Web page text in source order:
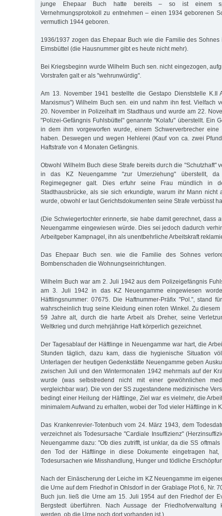
junge Ehepaar Buch hatte bereits – so ist einem
Vernehmungsprotokoll zu entnehmen – einen 1934 geborenen
vermutlich 1944 geboren.
1936/1937 zogen das Ehepaar Buch wie die Familie des
Eimsbüttel (die Hausnummer gibt es heute nicht mehr).
Bei Kriegsbeginn wurde Wilhelm Buch sen. nicht eingezogen,
Vorstrafen galt er als "wehrunwürdig".
Am 13. November 1941 bestellte die Gestapo Dienststelle K.II
Marxismus") Wilhelm Buch sen. ein und nahm ihn fest. Vielfach
20. November in Polizeihaft im Stadthaus und wurde am 22.
"Polizei-Gefängnis Fuhlsbüttel" genannte "Kolafu" überstellt. Ein
in dem ihm vorgeworfen wurde, einem Schwerverbrecher
haben. Deswegen und wegen Hehlerei (Kauf von ca. zwei
Haftstrafe von 4 Monaten Gefängnis.
Obwohl Wilhelm Buch diese Strafe bereits durch die "Schutzhaft"
in das KZ Neuengamme "zur Umerziehung" überstellt,
Regimegegner galt. Dies erfuhr seine Frau mündlich in
Stadthausbrücke, als sie sich erkundigte, warum ihr Mann nicht
wurde, obwohl er laut Gerichtsdokumenten seine Strafe verbüsst
(Die Schwiegertochter erinnerte, sie habe damit gerechnet, dass
Neuengamme eingewiesen würde. Dies sei jedoch dadurch
Arbeitgeber Kampnagel, ihn als unentbehrliche Arbeitskraft
Das Ehepaar Buch sen. wie die Familie des Sohnes
Bombenschaden die Wohnungseinrichtungen.
Wilhelm Buch war am 2. Juli 1942 aus dem Polizeigefängnis
am 3. Juli 1942 in das KZ Neuengamme eingewiesen
Häftlingsnummer: 07675. Die Haftnummer-Präfix "Pol.", stand
wahrscheinlich trug seine Kleidung einen roten Winkel. Zu
59 Jahre alt, durch die harte Arbeit als Dreher, seine
Weltkrieg und durch mehrjährige Haft körperlich gezeichnet.
Der Tagesablauf der Häftlinge in Neuengamme war hart, die
Stunden täglich, dazu kam, dass die hygienische Situation
Unterlagen der heutigen Gedenkstätte Neuengamme geben
zwischen Juli und den Wintermonaten 1942 mehrmals auf der
wurde (was selbstredend nicht mit einer gewöhnlichen
vergleichbar war). Die von der SS zugestandene medizinische
bedingt einer Heilung der Häftlinge, Ziel war es vielmehr, die
minimalem Aufwand zu erhalten, wobei der Tod vieler Häftlinge in
Das Krankenrevier-Totenbuch vom 24. März 1943, dem
verzeichnet als Todesursache "Cardiale Insuffizienz"
Neuengamme dazu: "Ob dies zutrifft, ist unklar, da die SS
den Tod der Häftlinge in diese Dokumente eingetragen hat,
Todesursachen wie Misshandlung, Hunger und tödliche
Nach der Einäscherung der Leiche im KZ Neuengamme im
die Urne auf dem Friedhof in Ohlsdorf in der Grablage Plot 6, Nr.
Buch jun. ließ die Urne am 15. Juli 1954 auf den Friedhof der
Bergstedt überführen. Nach Aussage der Friedhofverwaltung